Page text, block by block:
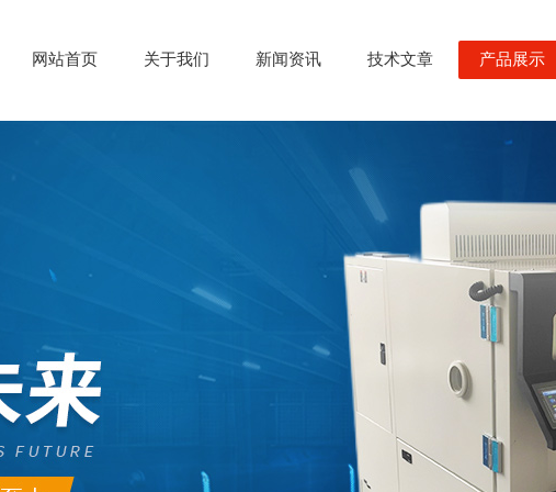
网站首页 关于我们 新闻资讯 技术文章 产品展示